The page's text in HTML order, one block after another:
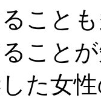
こと
こと
た女